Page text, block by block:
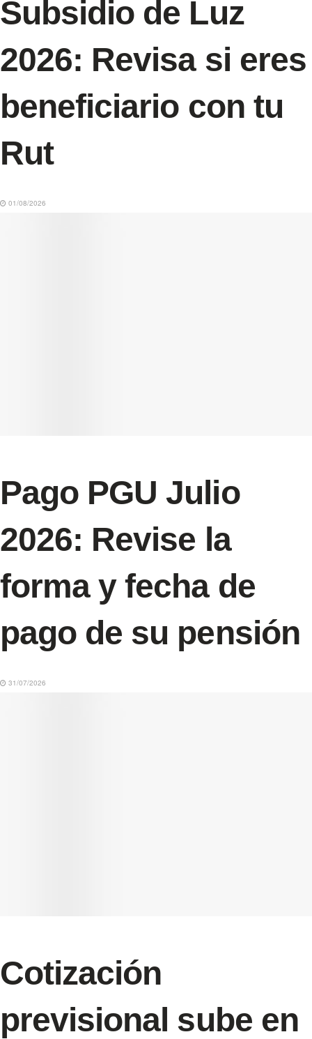
Subsidio de Luz
2026: Revisa si eres
beneficiario con tu
Rut
01/08/2026
Pago PGU Julio
2026: Revise la
forma y fecha de
pago de su pensión
31/07/2026
Cotización
previsional sube en